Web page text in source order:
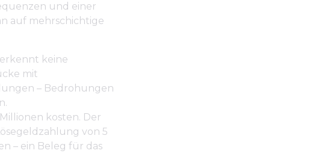
und einer
auf mehrschichtige
keine
mit
– Bedrohungen
kosten. Der
von 5
– ein Beleg für das